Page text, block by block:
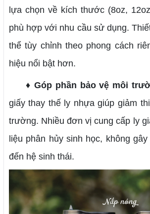
lựa chọn về kích thước (8oz,
phù hợp với nhu cầu sử dụng.
thể tùy chỉnh theo phong cách
hiệu nổi bật hơn.
♦Góp phần bảo vệ môi
giấy thay thế ly nhựa giúp giảm
trường. Nhiều đơn vị cung cấp ly
liệu phân hủy sinh học, không
đến hệ sinh thái.